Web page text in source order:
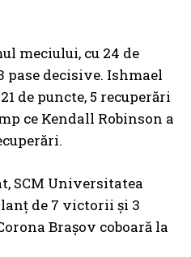
meciului, cu 24 de
pase decisive. Ishmael
de puncte, 5 recuperări
ce Kendall Robinson a
SCM Universitatea
de 7 victorii și 3
Brașov coboară la